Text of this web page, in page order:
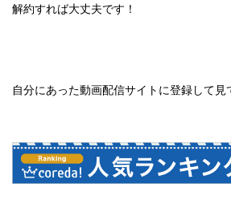
解約すれば大丈夫です！
自分にあった動画配信サイトに登録して見